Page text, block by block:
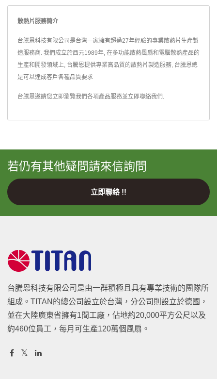
散熱片服務簡介
台騰恩科技有限公司是台灣一家擁有超過27年經驗的專業散熱片生產製
造服務商. 我們成立於西元1989年, 在多功能散熱風扇和電腦散熱產品的
生產和開發領域上, 台騰恩提供專業高品質的散熱片製造服務, 台騰恩總
是可以達成客戶各種品質要求
台騰恩邀請您立即瀏覽我們各項產品服務並立即聯絡我們.
若仍有其他疑問請來信詢問
立即聯絡 !!
台騰恩科技有限公司是由一群積極且具有專業技術的團隊所
組成。TITAN的總公司設立於台灣，分公司則設立於德國，
並在大陸廣東省擁有1間工廠，佔地約20,000平方公尺以及
約460位員工，每月可生產120萬個風扇。